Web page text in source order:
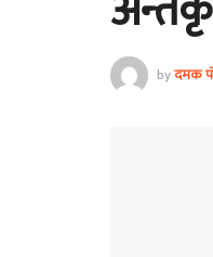
byदमक